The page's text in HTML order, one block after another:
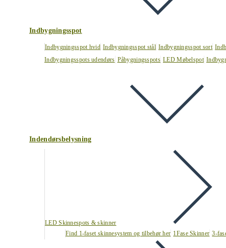
Indbygningsspot
Indbygningsspot hvid Indbygningsspot stål Indbygningsspot sort
Indbygningsspots udendørs Påbygningsspots LED Møbelspot
Indendørsbelysning
LED Skinnespots & skinner
Find 1-faset skinnesystem og tilbehør her 1Fase Skinner 3-